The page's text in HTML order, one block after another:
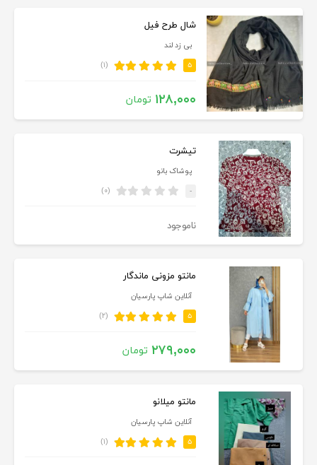
شال طرح فیل
بی زد لند
۵ (۱)
۱۲۸,۰۰۰ تومان
تیشرت
پوشاک بانو
- (۰)
ناموجود
مانتو مزونی ماندگار
آنلاین شاپ پارسیان
۵ (۲)
۲۷۹,۰۰۰ تومان
مانتو میلانو
آنلاین شاپ پارسیان
۵ (۱)